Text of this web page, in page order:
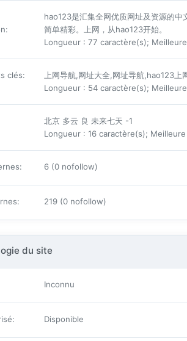
:
hao123是汇集全网优质网址及资源的
简单精彩。上网，从hao123开始。
Longueur : 77 caractère(s);
clés:
上网导航,网址大全,网址导航,hao123
Longueur : 54 caractère(s);
北京 多云 良 未来七天 -1
Longueur : 16 caractère(s);
: 6 (0 nofollow)
: 219 (0 nofollow)
du site
Inconnu
: Disponible